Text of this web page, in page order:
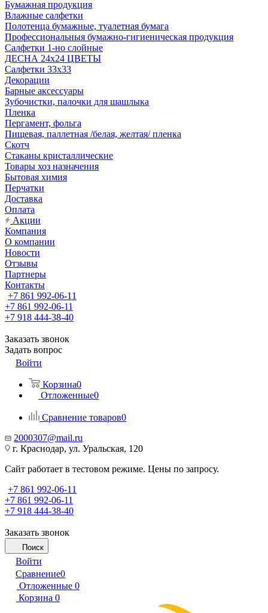
Бумажная продукция
Влажные салфетки
Полотенца бумажные, туалетная бумага
Профессиональныя бумажно-гигиеническая продукция
Салфетки 1-но слойные
ДЕСНА 24х24 ЦВЕТЫ
Салфетки 33х33
Декорации
Барные аксессуары
Зубочистки, палочки для шашлыка
Пленка
Пергамент, фольга
Пищевая, паллетная /белая, желтая/ пленка
Скотч
Стаканы кристаллические
Товары хоз назначения
Бытовая химия
Перчатки
Доставка
Оплата
Акции
Компания
О компании
Новости
Отзывы
Партнеры
Контакты
+7 861 992-06-11
+7 861 992-06-11
+7 918 444-38-40
Заказать звонок
Задать вопрос
Войти
Корзина0
Отложенные0
Сравнение товаров0
2000307@mail.ru
г. Краснодар, ул. Уральская, 120
Сайт работает в тестовом режиме. Цены по запросу.
+7 861 992-06-11
+7 861 992-06-11
+7 918 444-38-40
Заказать звонок
Поиск
Войти
Сравнение0
Отложенные 0
Корзина 0